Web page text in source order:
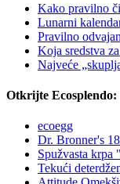
Kako pravilno
Lunarni
Pravilno
Koja sredstva
Najveće
Otkrijte Ecosplendo:
ecoegg
Dr. Bronner's
Spužvasta krpa
Tekući